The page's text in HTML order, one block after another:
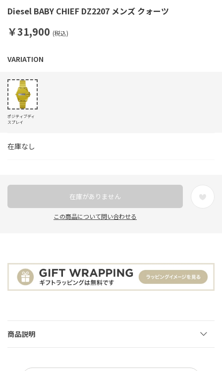
Diesel BABY CHIEF DZ2207 メンズ クォーツ
￥31,900 (税込)
在庫なし
ポジティブディ
スプレイ
在庫がありません
この商品について問い合わせる
商品説明